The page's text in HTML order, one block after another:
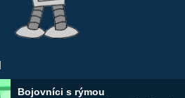
Bojovníci s rýmou